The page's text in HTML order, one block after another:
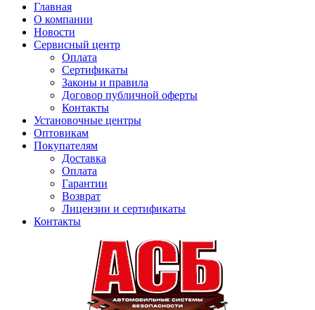
Главная
О компании
Новости
Сервисный центр
Оплата
Сертификаты
Законы и правила
Договор публичной оферты
Контакты
Установочные центры
Оптовикам
Покупателям
Доставка
Оплата
Гарантии
Возврат
Лицензии и сертификаты
Контакты